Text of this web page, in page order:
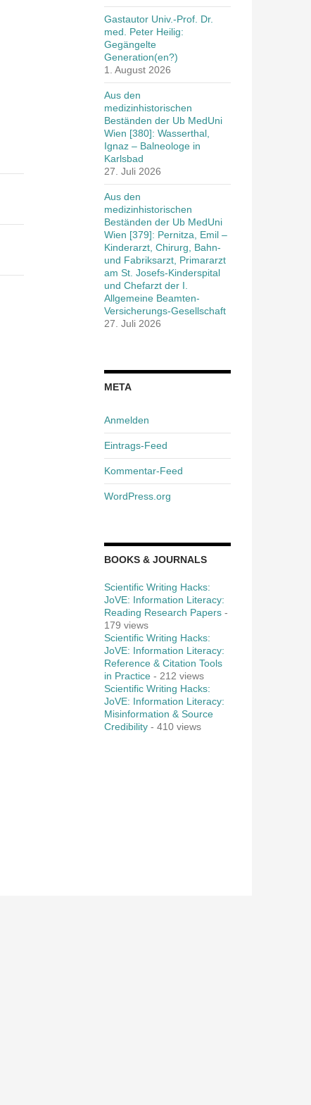
Gastautor Univ.-Prof. Dr.
med. Peter Heilig:
Gegängelte
Generation(en?)
1. August 2026
Aus den
medizinhistorischen
Beständen der Ub MedUni
Wien [380]: Wasserthal,
Ignaz – Balneologe in
Karlsbad
27. Juli 2026
Aus den
medizinhistorischen
Beständen der Ub MedUni
Wien [379]: Pernitza, Emil –
Kinderarzt, Chirurg, Bahn-
und Fabriksarzt, Primararzt
am St. Josefs-Kinderspital
und Chefarzt der I.
Allgemeine Beamten-
Versicherungs-Gesellschaft
27. Juli 2026
META
Anmelden
Eintrags-Feed
Kommentar-Feed
WordPress.org
BOOKS & JOURNALS
Scientific Writing Hacks:
JoVE: Information Literacy:
Reading Research Papers -
179 views
Scientific Writing Hacks:
JoVE: Information Literacy:
Reference & Citation Tools
in Practice - 212 views
Scientific Writing Hacks:
JoVE: Information Literacy:
Misinformation & Source
Credibility - 410 views